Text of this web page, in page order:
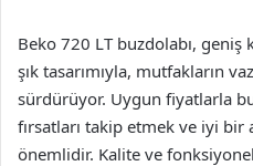
Beko 720 LT buzdolabı,
şık tasarımıyla, mutfakların
sürdürüyor. Uygun fiyatlarla
fırsatları takip etmek ve iyi bir
önemlidir. Kalite ve